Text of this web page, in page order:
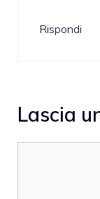
Rispondi
Lascia